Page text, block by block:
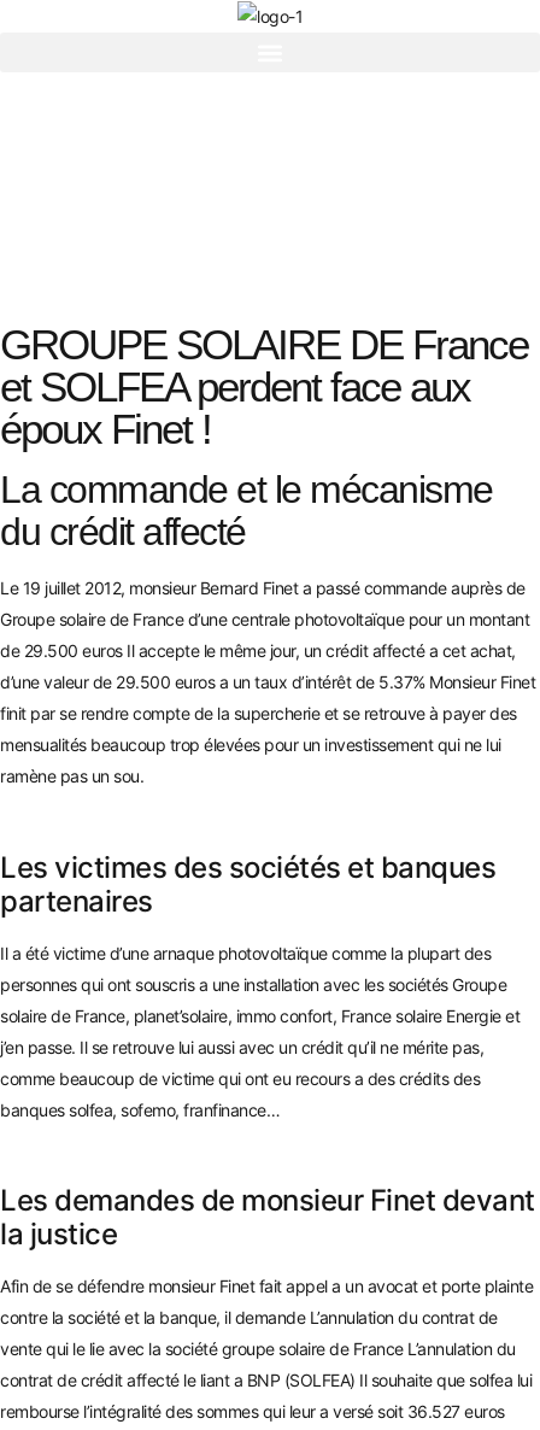
GROUPE SOLAIRE DE France
et SOLFEA perdent face aux
époux Finet !
La commande et le mécanisme
du crédit affecté
Le 19 juillet 2012, monsieur Bernard Finet a passé commande auprès de
Groupe solaire de France d’une centrale photovoltaïque pour un montant
de 29.500 euros Il accepte le même jour, un crédit affecté a cet achat,
d’une valeur de 29.500 euros a un taux d’intérêt de 5.37% Monsieur Finet
finit par se rendre compte de la supercherie et se retrouve à payer des
mensualités beaucoup trop élevées pour un investissement qui ne lui
ramène pas un sou.
Les victimes des sociétés et banques
partenaires
Il a été victime d’une arnaque photovoltaïque comme la plupart des
personnes qui ont souscris a une installation avec les sociétés Groupe
solaire de France, planet’solaire, immo confort, France solaire Energie et
j’en passe. Il se retrouve lui aussi avec un crédit qu’il ne mérite pas,
comme beaucoup de victime qui ont eu recours a des crédits des
banques solfea, sofemo, franfinance…
Les demandes de monsieur Finet devant
la justice
Afin de se défendre monsieur Finet fait appel a un avocat et porte plainte
contre la société et la banque, il demande L’annulation du contrat de
vente qui le lie avec la société groupe solaire de France L’annulation du
contrat de crédit affecté le liant a BNP (SOLFEA) Il souhaite que solfea lui
rembourse l’intégralité des sommes qui leur a versé soit 36.527 euros